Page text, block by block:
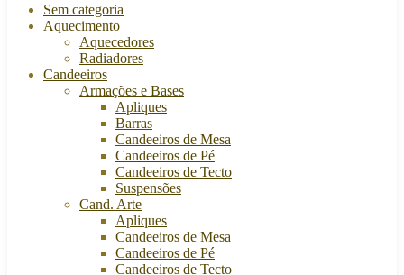
Sem categoria
Aquecimento
Aquecedores
Radiadores
Candeeiros
Armações e Bases
Apliques
Barras
Candeeiros de Mesa
Candeeiros de Pé
Candeeiros de Tecto
Suspensões
Cand. Arte
Apliques
Candeeiros de Mesa
Candeeiros de Pé
Candeeiros de Tecto